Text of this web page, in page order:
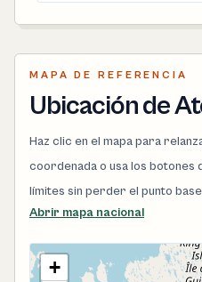
MAPA DE REFERENCIA
Ubicación de
Haz clic en el mapa para
coordenada o usa los
límites sin perder el punto
Abrir mapa nacional
+